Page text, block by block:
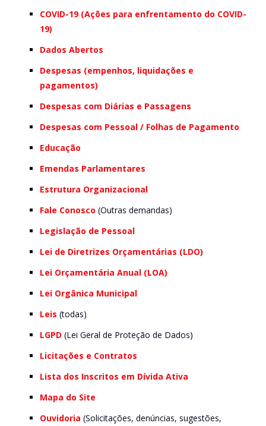
COVID-19 (Ações para enfrentamento do COVID-
19)
Dados Abertos
Despesas (empenhos, liquidações e
pagamentos)
Despesas com Diárias e Passagens
Despesas com Pessoal / Folhas de Pagamento
Educação
Emendas Parlamentares
Estrutura Organizacional
Fale Conosco (Outras demandas)
Legislação de Pessoal
Lei de Diretrizes Orçamentárias (LDO)
Lei Orçamentária Anual (LOA)
Lei Orgânica Municipal
Leis (todas)
LGPD (Lei Geral de Proteção de Dados)
Licitações e Contratos
Lista dos Inscritos em Dívida Ativa
Mapa do Site
Ouvidoria (Solicitações, denúncias, sugestões,